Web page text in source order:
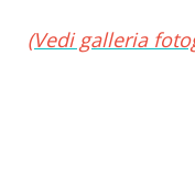
(Vedi galleria